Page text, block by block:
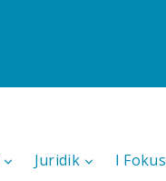
Juridik I Fokus